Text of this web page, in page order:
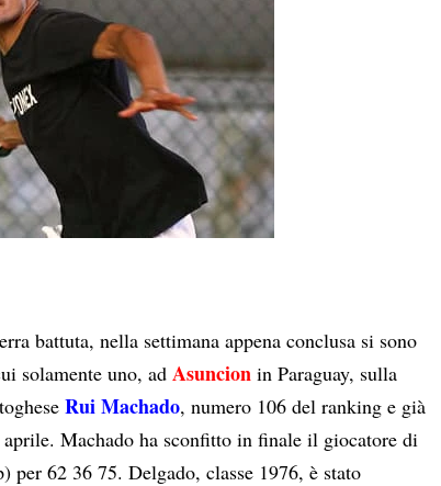
battuta, nella settimana appena conclusa si sono
solamente uno, ad Asuncion in Paraguay, sulla
Rui Machado, numero 106 del ranking e già
Machado ha sconfitto in finale il giocatore di
per 62 36 75. Delgado, classe 1976, è stato